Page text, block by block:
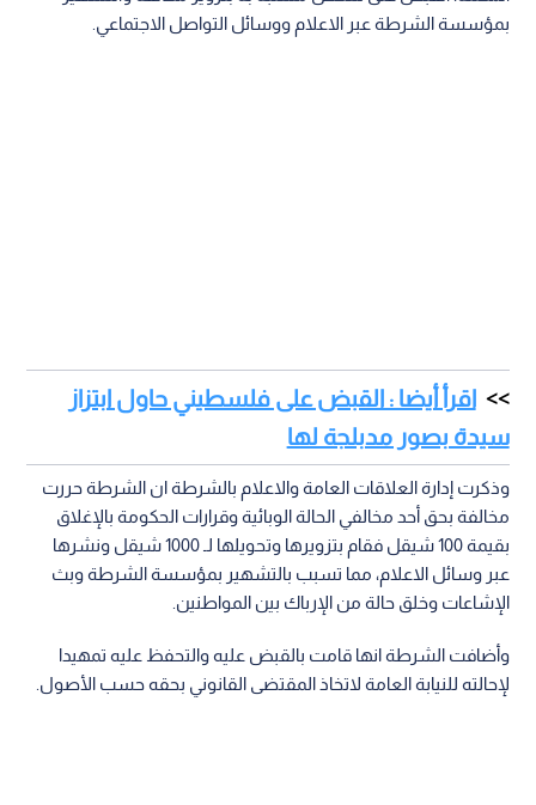
بمؤسسة الشرطة عبر الاعلام ووسائل التواصل الاجتماعي.
اقرأ أيضا : القبض على فلسطيني حاول ابتزاز
سيدة بصور مدبلجة لها
وذكرت إدارة العلاقات العامة والاعلام بالشرطة ان الشرطة حررت
مخالفة بحق أحد مخالفي الحالة الوبائية وقرارات الحكومة بالإغلاق
بقيمة 100 شيقل فقام بتزويرها وتحويلها لـ 1000 شيقل ونشرها
عبر وسائل الاعلام، مما تسبب بالتشهير بمؤسسة الشرطة وبث
الإشاعات وخلق حالة من الإرباك بين المواطنين.
وأضافت الشرطة انها قامت بالقبض عليه والتحفظ عليه تمهيدا
لإحالته للنيابة العامة لاتخاذ المقتضى القانوني بحقه حسب الأصول.